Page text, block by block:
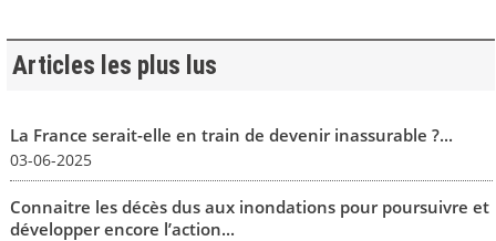
Articles les plus lus
La France serait-elle en train de devenir inassurable ?...
03-06-2025
Connaitre les décès dus aux inondations pour poursuivre et
développer encore l’action...